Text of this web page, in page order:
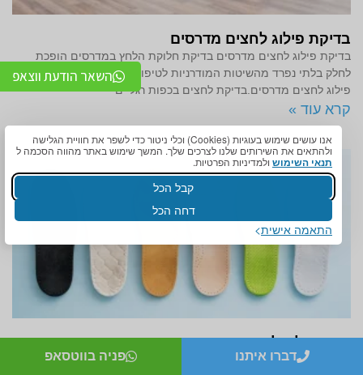
אנו עושים שימוש בעוגיות (Cookies) וכלי ניטור כדי לשפר את חוויית הגלישה
ולהתאים את השירותים שלנו לצרכים שלך. המשך שימוש באתר מהווה הסכמה ל
תנאי השימוש ולמדיניות הפרטיות.
קבל הכל
דחה הכל
התאמה אישית
בדיקת פילוג לחצים מדרסים
בדיקת פילוג לחצים מדרסים בדיקת חלוקת הלחץ במדרסים הופכת
לחלק בלתי נפרד מהשיטות המודרניות לטיפול בבריאות כף הרגל. בדיקת
פילוג לחצים מדרסים.בדיקת לחצים בכפות רגליים
קרא עוד »
רפידות לנעליים או מדרסים – מה עדיף?
רפידות לנעליים או מדרסים – מה עדיף? אנשים רבים שסובלים
השאר הודעת ווצאפ
דברו איתנו פניה בווטסאפ